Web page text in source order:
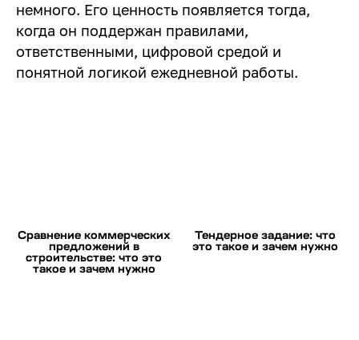
немного. Его ценность появляется тогда,
когда он поддержан правилами,
ответственными, цифровой средой и
понятной логикой ежедневной работы.
Сравнение коммерческих
предложений в
строительстве: что это
такое и зачем нужно
Тендерное задание: что
это такое и зачем нужно